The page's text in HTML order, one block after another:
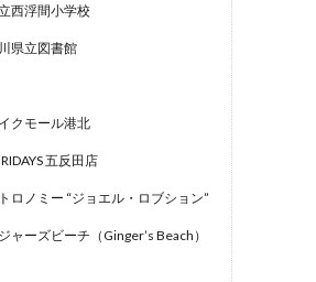
西浮間小学校
県立図書館
クモール港北
五反田店
ロノミー “ジョエル・ロブション”
ャーズビーチ（Ginger’s Beach）